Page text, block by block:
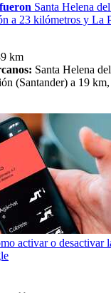
Santa Helena
a 23 kilómetros y La
km
Santa Helena
(Santander) a 19
activar o desactivar